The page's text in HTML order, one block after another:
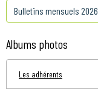
Bulletins mensuels 2026
Albums photos
Les adhérents